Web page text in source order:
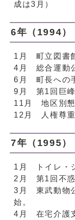
成は3月）
6年（1994）
1月 町立図書
4月 総合運動
6月 町長への
9月 第1回巨峰
11月 地区別懇
12月 人権尊重
7年（1995）
1月 トイレ・
2月 第1回不惑
3月 東武動物
始。
4月 在宅介護